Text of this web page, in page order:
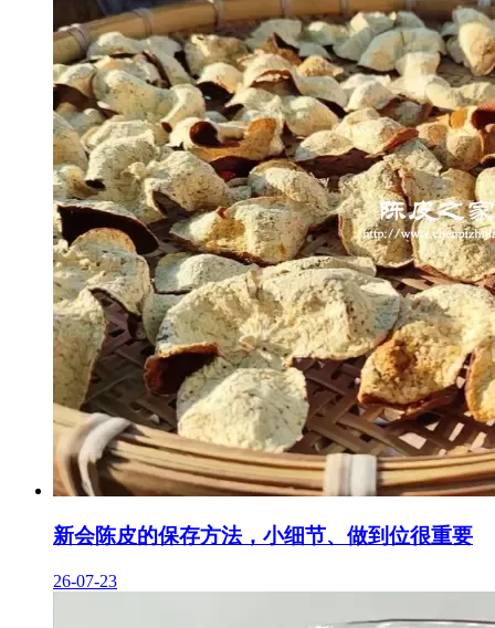
新会陈皮的保存方法，小细节、做到位很重要
26-07-23